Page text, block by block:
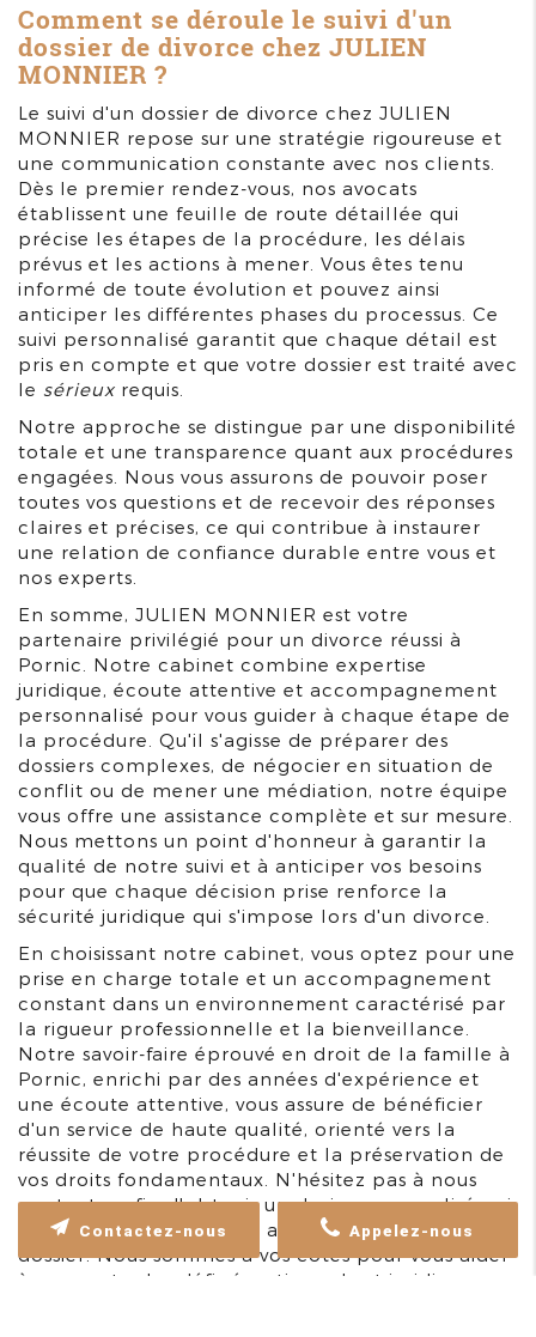
Comment se déroule le suivi d'un
dossier de divorce chez JULIEN
MONNIER ?
Le suivi d'un dossier de divorce chez JULIEN
MONNIER repose sur une stratégie rigoureuse et
une communication constante avec nos clients.
Dès le premier rendez-vous, nos avocats
établissent une feuille de route détaillée qui
précise les étapes de la procédure, les délais
prévus et les actions à mener. Vous êtes tenu
informé de toute évolution et pouvez ainsi
anticiper les différentes phases du processus. Ce
suivi personnalisé garantit que chaque détail est
pris en compte et que votre dossier est traité avec
le sérieux requis.
Notre approche se distingue par une disponibilité
totale et une transparence quant aux procédures
engagées. Nous vous assurons de pouvoir poser
toutes vos questions et de recevoir des réponses
claires et précises, ce qui contribue à instaurer
une relation de confiance durable entre vous et
nos experts.
En somme, JULIEN MONNIER est votre
partenaire privilégié pour un divorce réussi à
Pornic. Notre cabinet combine expertise
juridique, écoute attentive et accompagnement
personnalisé pour vous guider à chaque étape de
la procédure. Qu'il s'agisse de préparer des
dossiers complexes, de négocier en situation de
conflit ou de mener une médiation, notre équipe
vous offre une assistance complète et sur mesure.
Nous mettons un point d'honneur à garantir la
qualité de notre suivi et à anticiper vos besoins
pour que chaque décision prise renforce la
sécurité juridique qui s'impose lors d'un divorce.
En choisissant notre cabinet, vous optez pour une
prise en charge totale et un accompagnement
constant dans un environnement caractérisé par
la rigueur professionnelle et la bienveillance.
Notre savoir-faire éprouvé en droit de la famille à
Pornic, enrichi par des années d'expérience et
une écoute attentive, vous assure de bénéficier
d'un service de haute qualité, orienté vers la
réussite de votre procédure et la préservation de
vos droits fondamentaux. N'hésitez pas à nous
contacter afin d'obtenir un devis personnalisé qui
correspond exactement aux spécificités de votre
dossier. Nous sommes à vos côtés pour vous aider
à surmonter les défis émotionnels et juridiques
Appelez-nous
Contactez-nous